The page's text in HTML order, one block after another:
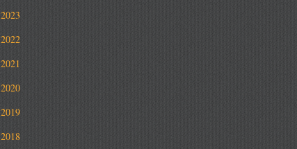
2023
2022
2021
2020
2019
2018